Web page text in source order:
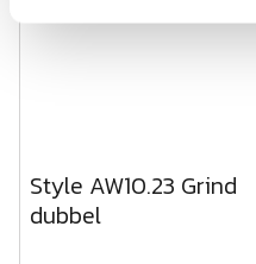
Style AW10.23 Grind
dubbel